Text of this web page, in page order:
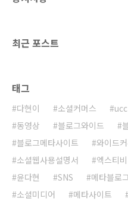
최근 포스트
태그
다현이 소셜커머스 ucc
동영상
블로그와이드
블로그메타사이트
와이드
소셜웹사용설명서
엑스티비
윤다현
SNS 메타블로
소셜미디어
메타사이트